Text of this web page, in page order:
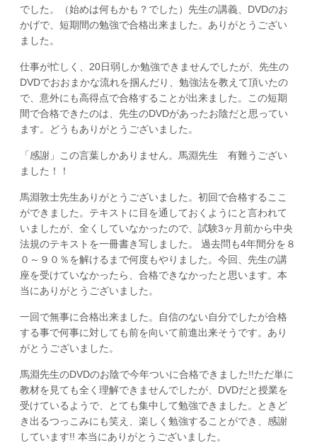
でした。（始めは何もかも？でした）先生の講義、DVDのお
かげで、短期間の勉強で合格出来ました。ありがとうござい
ました。
仕事が忙しく、20日弱しか勉強できませんでしたが、先生の
DVDでおおまかな流れを掴んだり、勉強法を教えて頂いたの
で、意外にも高得点で合格することが出来ました。この短期
間で合格できたのは、先生のDVDがあったお陰だと思ってい
ます。どうもありがとうございました。
「感謝」この言葉しかありません。馬淵先生 有難うござい
ました！！
馬淵敦士先生ありがとうございました。初回で合格するここ
ができました。テキストに目を通しておくようにと言われて
いましたが、全くしていなかったので、試験3ヶ月前から中央
法規のテキストを一冊書き写しました。 過去問も4年間分を８
０～９０％を解けるまで何度もやりました。今回、先生の講
座を受けていなかったら、合格できなかったと思います。本
当にありがとうございました。
一回で無事に合格出来ました。自信のない自分でしたが合格
する事で何事に対しても前を向いて前進出来そうです。あり
がとうございました。
馬淵先生のDVDのお陰で今年ついに合格できました!!ただ単に
教材を見ても全く理解できませんでしたが、DVDだと授業を
受けているようで、とても集中して勉強できました。ときど
き出るつっこみにも笑え、楽しく勉強することができ、感謝
しています!! 本当にありがとうございました。